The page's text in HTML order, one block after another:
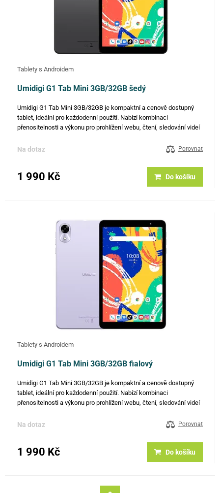
Tablety s Androidem
Umidigi G1 Tab Mini 3GB/32GB šedý
Umidigi G1 Tab Mini 3GB/32GB je kompaktní a cenově dostupný
tablet, ideální pro každodenní použití. Nabízí kombinaci
přenositelnosti a výkonu pro prohlížení webu, čtení, sledování videí
Na dotaz Porovnat
1 990 Kč Do košíku
Tablety s Androidem
Umidigi G1 Tab Mini 3GB/32GB fialový
Umidigi G1 Tab Mini 3GB/32GB je kompaktní a cenově dostupný
tablet, ideální pro každodenní použití. Nabízí kombinaci
přenositelnosti a výkonu pro prohlížení webu, čtení, sledování videí
Na dotaz Porovnat
1 990 Kč Do košíku